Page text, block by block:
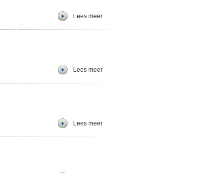
Lees meer
Lees meer
Lees meer